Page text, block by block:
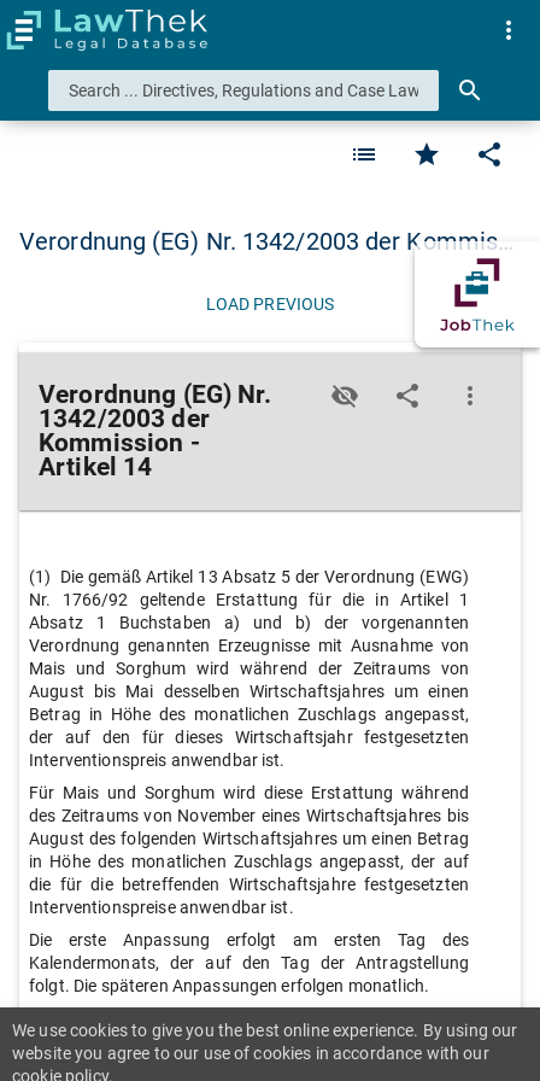
search
more_vert
list star share
Verordnung (EG) Nr. 1342/2003 der Kommis…
LOAD PREVIOUS
Verordnung (EG) Nr.
1342/2003 der
Kommission -
Artikel 14
visibility_off share more_vert
(1) Die gemäß Artikel 13 Absatz 5 der Verordnung (EWG)
Nr. 1766/92 geltende Erstattung für die in Artikel 1
Absatz 1 Buchstaben a) und b) der vorgenannten
Verordnung genannten Erzeugnisse mit Ausnahme von
Mais und Sorghum wird während der Zeitraums von
August bis Mai desselben Wirtschaftsjahres um einen
Betrag in Höhe des monatlichen Zuschlags angepasst,
der auf den für dieses Wirtschaftsjahr festgesetzten
Interventionspreis anwendbar ist.
Für Mais und Sorghum wird diese Erstattung während
des Zeitraums von November eines Wirtschaftsjahres bis
August des folgenden Wirtschaftsjahres um einen Betrag
in Höhe des monatlichen Zuschlags angepasst, der auf
die für die betreffenden Wirtschaftsjahre festgesetzten
Interventionspreise anwendbar ist.
Die erste Anpassung erfolgt am ersten Tag des
Kalendermonats, der auf den Tag der Antragstellung
folgt. Die späteren Anpassungen erfolgen monatlich.
Verordnung (EWG) Nr. 1766/92 genannten Erzeugnisse
mit Ausnahme von Mais und Sorghum bleibt die gemäß
We use cookies to give you the best online experience. By using our
website you agree to our use of cookies in accordance with our
cookie policy.